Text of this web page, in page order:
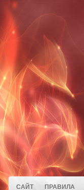
САЙТ ПРАВИЛА